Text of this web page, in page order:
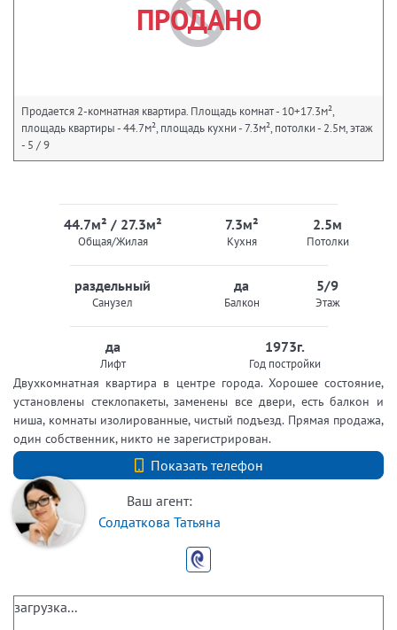
ПРОДАНО
Продается 2-комнатная квартира. Площадь комнат - 10+17.3м²,
площадь квартиры - 44.7м², площадь кухни - 7.3м², потолки - 2.5м, этаж
- 5 / 9
44.7м² / 27.3м²
Общая/Жилая
7.3м²
Кухня
2.5м
Потолки
раздельный
Санузел
да
Балкон
5/9
Этаж
да
Лифт
1973г.
Год постройки
Двухкомнатная квартира в центре города. Хорошее состояние,
установлены стеклопакеты, заменены все двери, есть балкон и
ниша, комнаты изолированные, чистый подъезд. Прямая продажа,
один собственник, никто не зарегистрирован.
Показать телефон
+7 (812) 740-70-40
Ваш агент:
Солдаткова Татьяна
загрузка...